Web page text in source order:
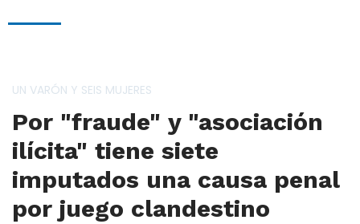
UN VARÓN Y SEIS MUJERES
Por "fraude" y "asociación
ilícita" tiene siete
imputados una causa penal
por juego clandestino